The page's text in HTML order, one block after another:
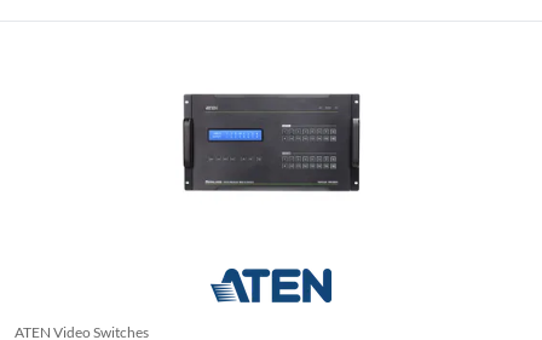
ATEN Video Switches